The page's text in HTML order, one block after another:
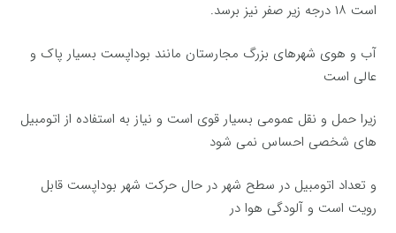
است ۱۸ درجه زیر صفر نیز برسد.
آب و هوی شهرهای بزرگ مجارستان مانند بوداپست بسیار پاک و
عالی است
زیرا حمل و نقل عمومی بسیار قوی است و نیاز به استفاده از اتومبیل
های شخصی احساس نمی شود
و تعداد اتومبیل در سطح شهر در حال حركت شهر بوداپست قابل
رویت است و آلودگی هوا در